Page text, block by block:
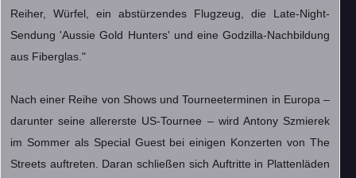
Reiher, Würfel, ein abstürzendes Flugzeug, die Late-Night-
Sendung 'Aussie Gold Hunters' und eine Godzilla-Nachbildung
aus Fiberglas."
Nach einer Reihe von Shows und Tourneeterminen in Europa –
darunter seine allererste US-Tournee – wird Antony Szmierek
im Sommer als Special Guest bei einigen Konzerten von The
Streets auftreten. Daran schließen sich Auftritte in Plattenläden